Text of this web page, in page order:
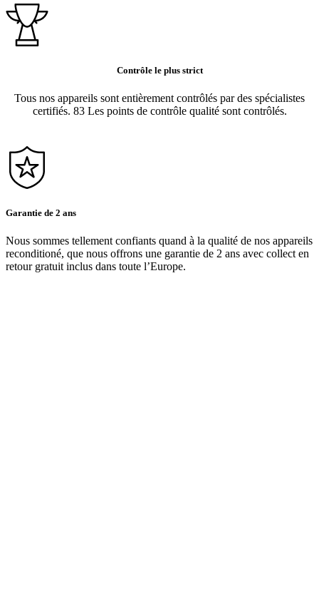
Contrôle le plus strict
Tous nos appareils sont entièrement contrôlés par des spécialistes
certifiés. 83 Les points de contrôle qualité sont contrôlés.
Garantie de 2 ans
Nous sommes tellement confiants quand à la qualité de nos appareils
reconditioné, que nous offrons une garantie de 2 ans avec collect en
retour gratuit inclus dans toute l’Europe.